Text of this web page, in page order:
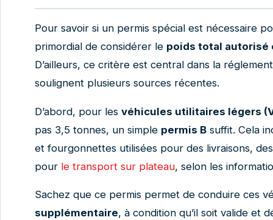
Pour savoir si un permis spécial est nécessaire
primordial de considérer le poids total autorisé
D’ailleurs, ce critère est central dans la
soulignent plusieurs sources récentes.
D’abord, pour les véhicules utilitaires légers
pas 3,5 tonnes, un simple permis B suffit. Cela
et fourgonnettes utilisées pour des livraisons,
pour le transport sur plateau, selon les
Sachez que ce permis permet de conduire ces
supplémentaire, à condition qu’il soit valide et